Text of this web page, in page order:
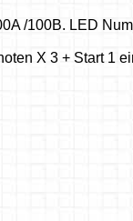
/100B. LED
X 3 + Start 1